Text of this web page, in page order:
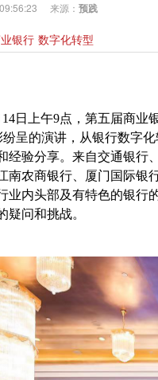
来源： 预践
银行 数字化转型
14日上午9点，第五届商
纷呈的演讲，从银行数字
经验分享。来自交通银行
南农商银行、厦门国际银
业内头部及有特色的银行
疑问和挑战。